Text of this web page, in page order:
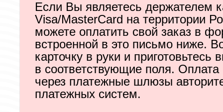
Если Вы являетесь держателем
Visa/MasterCard на территории
можете оплатить свой заказ в
встроенной в это письмо ниже.
карточку в руки и приготовьтесь
в соответствующие поля. Оплата
через платежные шлюзы
платежных систем.